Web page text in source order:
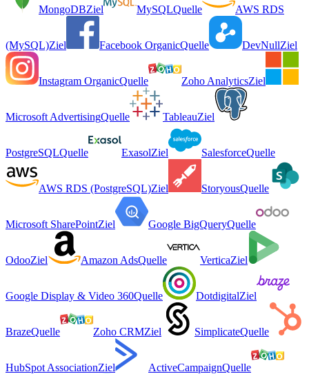
MongoDBZiel MySQLQuelle AWS RDS
(MySQL)Ziel Facebook OrganicQuelle DevNullZiel
Instagram OrganicQuelle Zoho AnalyticsZiel
Microsoft AdvertisingQuelle TableauZiel
PostgreSQLQuelle ExasolZiel SalesforceQuelle
AWS RDS (PostgreSQL)Ziel StoryousQuelle
Microsoft SharePointZiel Google BigQueryQuelle
OdooZiel Amazon AdsQuelle VerticaZiel
Google Display & Video 360Quelle DotdigitalZiel
BrazeQuelle Zoho CRMZiel SimplicateQuelle
HubSpot AssociationZiel ActiveCampaignQuelle